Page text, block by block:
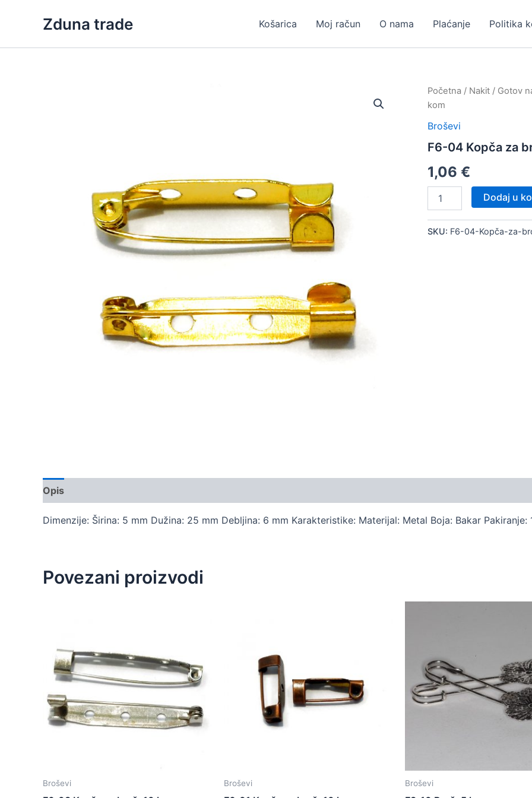
Zduna trade Košarica Moj račun O nama Plaćanje Politika
Početna / Nakit / Gotov
kom
Broševi
F6-04 Kopča za
1,06 €
za
Dodaj u
SKU: F6-04-Kopča-za-
Opis
Dimenzije: Širina: 5 mm Dužina: 25 mm Debljina: 6 mm Karakteristike: Materijal: Metal Boja: Bakar Pakiranje:
Povezani proizvodi
Broševi Broševi Broševi